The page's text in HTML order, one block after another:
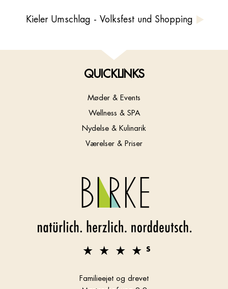
Kieler Umschlag - Volksfest und Shopping
QUICKLINKS
Møder & Events
Wellness & SPA
Nydelse & Kulinarik
Værelser & Priser
Familieejet og drevet